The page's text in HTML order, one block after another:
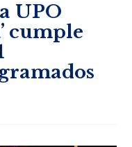
UPO
cumple